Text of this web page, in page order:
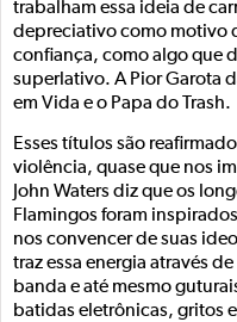
trabalham essa ideia de
depreciativo como motivo
confiança, como algo que
superlativo. A Pior Garota
em Vida e o Papa do Trash.
Esses títulos são
violência, quase que nos
John Waters diz que os
Flamingos foram
nos convencer de suas
traz essa energia através
banda e até mesmo
batidas eletrônicas, gritos